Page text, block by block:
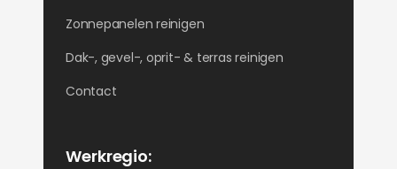
Zonnepanelen reinigen
Dak-, gevel-, oprit- & terras reinigen
Contact
Werkregio: